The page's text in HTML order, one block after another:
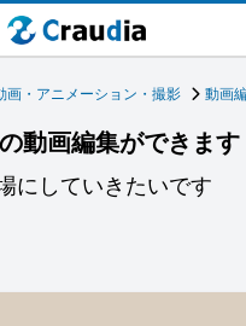
画・アニメーション・撮影 動画
動画編集ができます
にしていきたいです